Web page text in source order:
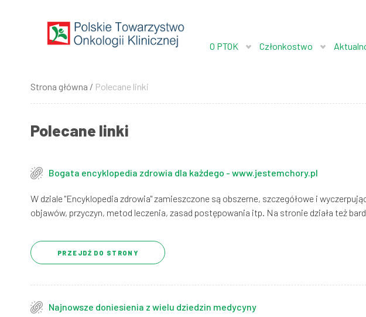
O PTOK Członkostwo
Ścieżka
nawigacyjna
Strona główna Polecane linki
Polecane linki
Bogata encyklopedia zdrowia dla każdego - www.jestemchory.pl
W dziale "Encyklopedia zdrowia" zamieszczone są obszerne, szczegółowe i
objawów, przyczyn, metod leczenia, zasad postępowania itp. Na stronie działa też
PRZEJDŹ DO STRONY
Najnowsze doniesienia z wielu dziedzin medycyny